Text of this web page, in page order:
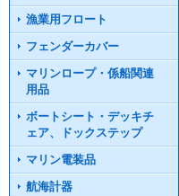
漁業用フロート
フェンダーカバー
マリンロープ・係船関連
用品
ボートシート・デッキチ
ェア、ドックステップ
マリン電装品
航海計器